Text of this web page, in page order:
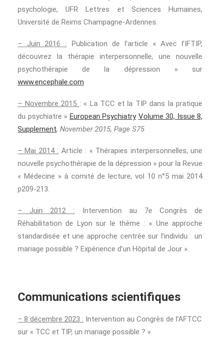
psychologie, UFR Lettres et Sciences Humaines,
Université de Reims Champagne-Ardennes.
– Juin 2016 : Publication de l’article « Avec l’IFTIP,
découvrez la thérapie interpersonnelle, une nouvelle
psychothérapie de la dépression » sur
www.encephale.com
– Novembre 2015 : « La TCC et la TIP dans la pratique
du psychiatre » European Psychiatry Volume 30, Issue 8,
Supplement, November 2015, Page S75
– Mai 2014 : Article : « Thérapies interpersonnelles, une
nouvelle psychothérapie de la dépression » pour la Revue
« Médecine » à comité de lecture, vol 10 n°5 mai 2014
p209-213.
– Juin 2012 : Intervention au 7e Congrès de
Réhabilitation de Lyon sur le thème : « Une approche
standardisée et une approche centrée sur l’individu : un
mariage possible ? Expérience d’un Hôpital de Jour ».
Communications scientifiques
– 8 décembre 2023 : Intervention au Congrès de l’AFTCC
sur « TCC et TIP, un mariage possible ? »